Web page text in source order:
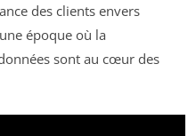
des clients envers
époque où la
sont au cœur des